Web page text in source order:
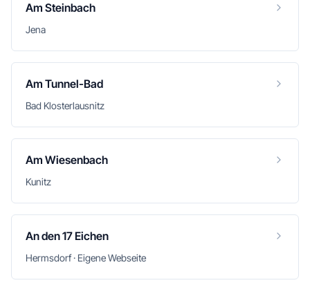
Am Steinbach
Jena
Am Tunnel-Bad
Bad Klosterlausnitz
Am Wiesenbach
Kunitz
An den 17 Eichen
Hermsdorf · Eigene Webseite